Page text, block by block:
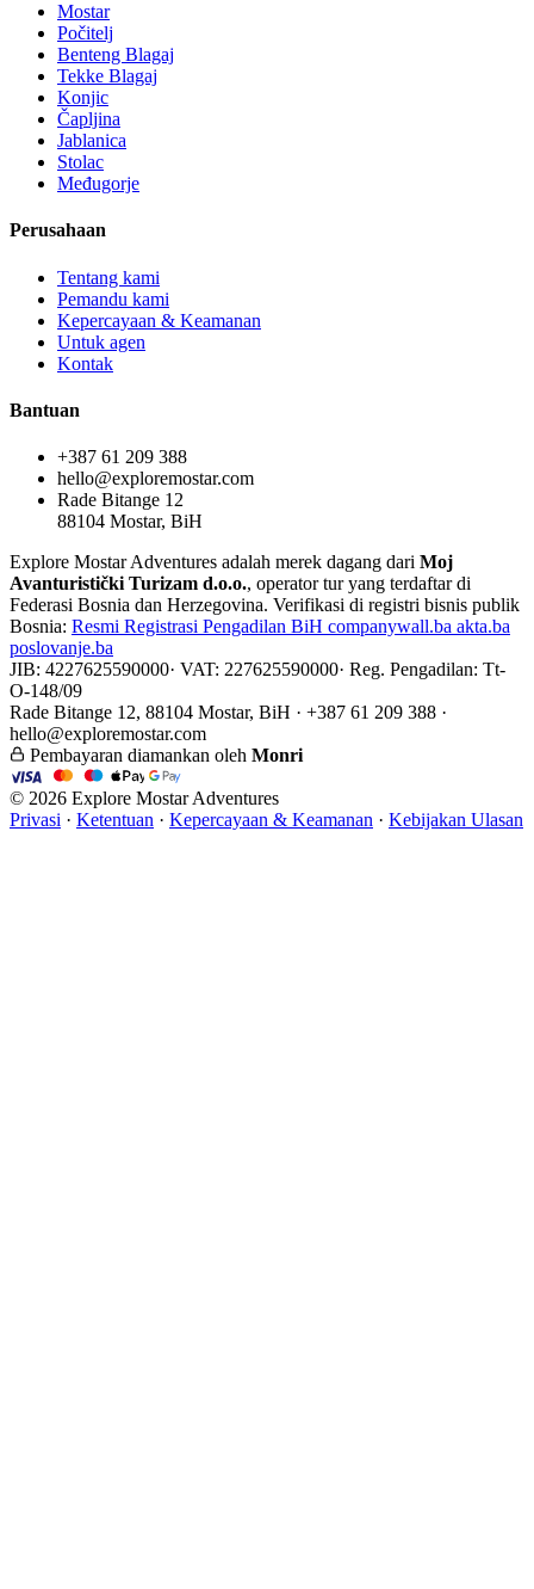
Mostar
Počitelj
Benteng Blagaj
Tekke Blagaj
Konjic
Čapljina
Jablanica
Stolac
Međugorje
Perusahaan
Tentang kami
Pemandu kami
Kepercayaan & Keamanan
Untuk agen
Kontak
Bantuan
+387 61 209 388
hello@exploremostar.com
Rade Bitange 12
88104 Mostar, BiH
Explore Mostar Adventures adalah merek dagang dari Moj
Avanturistički Turizam d.o.o., operator tur yang terdaftar di
Federasi Bosnia dan Herzegovina. Verifikasi di registri bisnis publik
Bosnia: Resmi Registrasi Pengadilan BiH companywall.ba akta.ba
poslovanje.ba
JIB: 4227625590000· VAT: 227625590000· Reg. Pengadilan: Tt-
O-148/09
Rade Bitange 12, 88104 Mostar, BiH · +387 61 209 388 ·
hello@exploremostar.com
Pembayaran diamankan oleh Monri
© 2026 Explore Mostar Adventures
Privasi · Ketentuan · Kepercayaan & Keamanan · Kebijakan Ulasan